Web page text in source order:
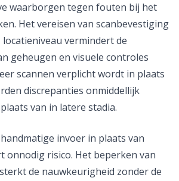
waarborgen tegen fouten bij het
Het vereisen van scanbevestiging
locatieniveau vermindert de
geheugen en visuele controles
scannen verplicht wordt in plaats
discrepanties onmiddellijk
van in latere stadia.
invoer in plaats van
onnodig risico. Het beperken van
de nauwkeurigheid zonder de